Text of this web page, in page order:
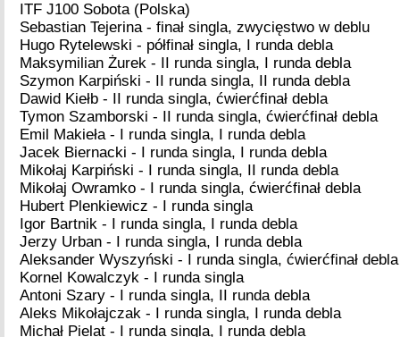
ITF J100 Sobota (Polska)
Sebastian Tejerina - finał singla, zwycięstwo w deblu
Hugo Rytelewski - półfinał singla, I runda debla
Maksymilian Żurek - II runda singla, I runda debla
Szymon Karpiński - II runda singla, II runda debla
Dawid Kiełb - II runda singla, ćwierćfinał debla
Tymon Szamborski - II runda singla, ćwierćfinał debla
Emil Makieła - I runda singla, I runda debla
Jacek Biernacki - I runda singla, I runda debla
Mikołaj Karpiński - I runda singla, II runda debla
Mikołaj Owramko - I runda singla, ćwierćfinał debla
Hubert Plenkiewicz - I runda singla
Igor Bartnik - I runda singla, I runda debla
Jerzy Urban - I runda singla, I runda debla
Aleksander Wyszyński - I runda singla, ćwierćfinał debla
Kornel Kowalczyk - I runda singla
Antoni Szary - I runda singla, II runda debla
Aleks Mikołajczak - I runda singla, I runda debla
Michał Pielat - I runda singla, I runda debla